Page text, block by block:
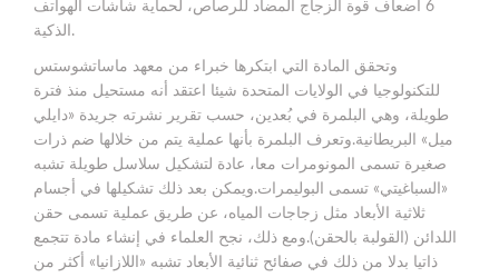
6 أضعاف قوة الزجاج المضاد للرصاص، لحماية شاشات الهواتف
الذكية.
وتحقق المادة التي ابتكرها خبراء من معهد ماساتشوستس
للتكنولوجيا في الولايات المتحدة شيئا اعتقد أنه مستحيل منذ فترة
طويلة، وهي البلمرة في بُعدين، حسب تقرير نشرته جريدة «دايلي
ميل» البريطانية.وتعرف البلمرة بأنها عملية يتم من خلالها ضم ذرات
صغيرة تسمى المونومرات معا، عادة لتشكيل سلاسل طويلة تشبه
«السباغيتي» تسمى البوليمرات.ويمكن بعد ذلك تشكيلها في أجسام
ثلاثية الأبعاد مثل زجاجات المياه، عن طريق عملية تسمى حقن
اللدائن (القولبة بالحقن).ومع ذلك، نجح العلماء في إنشاء مادة تتجمع
ذاتيا بدلا من ذلك في صفائح ثنائية الأبعاد تشبه «اللازانيا» أكثر من